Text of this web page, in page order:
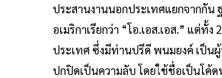
ประสานงานนอกประเทศแยกจากกัน
อเมริกาเรียกว่า “โอ.เอส.เอส.” แต่
ประเทศ ซึ่งมีท่านปรีดี พนมยงค์ เป็น
ปกปิดเป็นความลับ โดยใช้ชื่อเป็นโค้